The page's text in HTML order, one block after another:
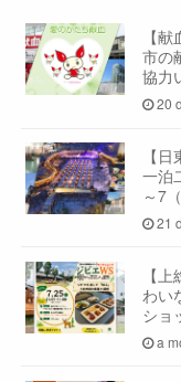
【
市の
協力
20
【
一泊
～7
21
【
わい
ショ
a